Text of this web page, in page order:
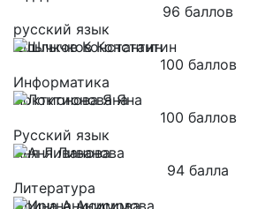
96 баллов
русский язык
Шлычков Константин
100 баллов
Информатика
Локтионова Яна
100 баллов
Русский язык
Аня Ливанова
94 балла
Литература
Ирина Анисимова